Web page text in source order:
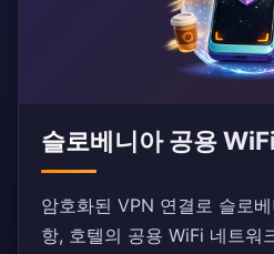
슬로베니아 공용
암호화된 VPN 연결로 슬로
항, 호텔의 공용 WiFi 네트워